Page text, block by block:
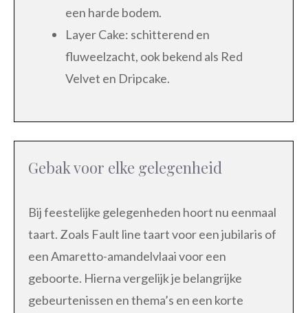
een harde bodem.
Layer Cake: schitterend en
fluweelzacht, ook bekend als Red
Velvet en Dripcake.
Gebak voor elke gelegenheid
Bij feestelijke gelegenheden hoort nu eenmaal
taart. Zoals Fault line taart voor een jubilaris of
een Amaretto-amandelvlaai voor een
geboorte. Hierna vergelijk je belangrijke
gebeurtenissen en thema’s en een korte